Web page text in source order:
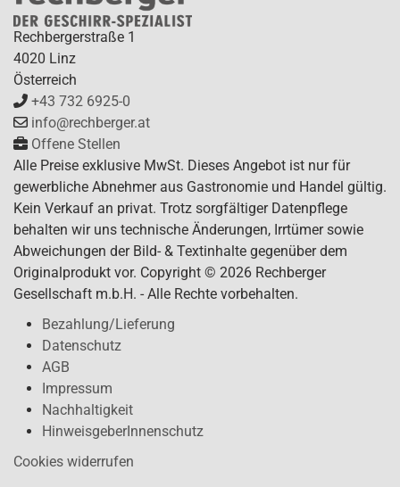
Rechbergerstraße 1
4020 Linz
Österreich
+43 732 6925-0
info@rechberger.at
Offene Stellen
Alle Preise exklusive MwSt. Dieses Angebot ist nur für
gewerbliche Abnehmer aus Gastronomie und Handel gültig.
Kein Verkauf an privat. Trotz sorgfältiger Datenpflege
behalten wir uns technische Änderungen, Irrtümer sowie
Abweichungen der Bild- & Textinhalte gegenüber dem
Originalprodukt vor. Copyright © 2026 Rechberger
Gesellschaft m.b.H. - Alle Rechte vorbehalten.
Bezahlung/Lieferung
Datenschutz
AGB
Impressum
Nachhaltigkeit
HinweisgeberInnenschutz
Cookies widerrufen